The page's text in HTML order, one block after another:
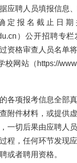
应聘人员填报信息
定报名截止日期
）公开招聘专
资格审查人员名单将
校网站（https://
各项报考信息全部
附件材料，或提供
一切后果由应聘人
程，任何环节发现
或者聘用资格。